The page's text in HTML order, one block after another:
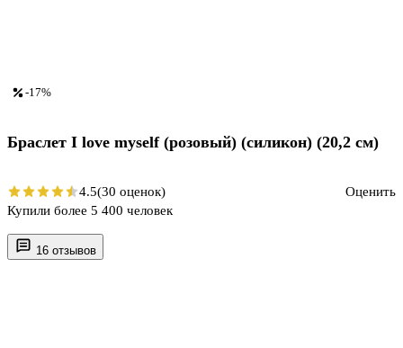
16 отзывов
-17%
Браслет I love myself (розовый) (силикон) (20,2 см)
4.5(30 оценок)
Оценить
Купили более 5 400 человек